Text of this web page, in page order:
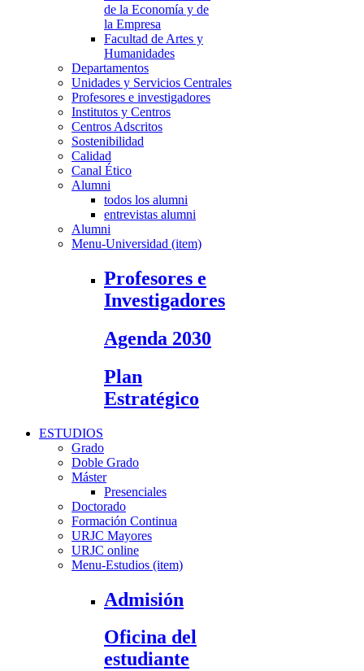
de la Economía y de
la Empresa
Facultad de Artes y
Humanidades
Departamentos
Unidades y Servicios Centrales
Profesores e investigadores
Institutos y Centros
Centros Adscritos
Sostenibilidad
Calidad
Canal Ético
Alumni
todos los alumni
entrevistas alumni
Alumni
Menu-Universidad (item)
Profesores e
Investigadores
Agenda 2030
Plan
Estratégico
ESTUDIOS
Grado
Doble Grado
Máster
Presenciales
Doctorado
Formación Continua
URJC Mayores
URJC online
Menu-Estudios (item)
Admisión
Oficina del
estudiante